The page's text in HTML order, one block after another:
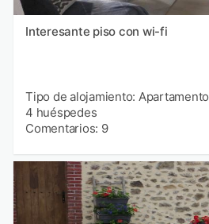
Interesante piso con wi-fi
Tipo de alojamiento: Apartamento
4 huéspedes
Comentarios: 9